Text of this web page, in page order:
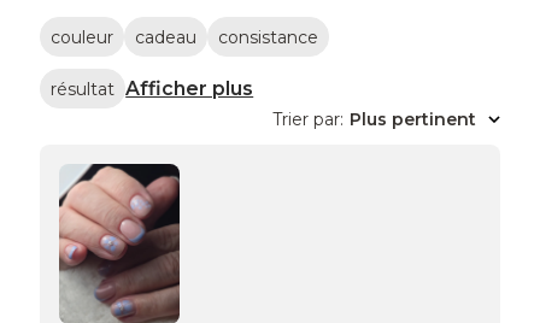
couleur cadeau consistance
résultat Afficher plus
Trier par: Plus pertinent